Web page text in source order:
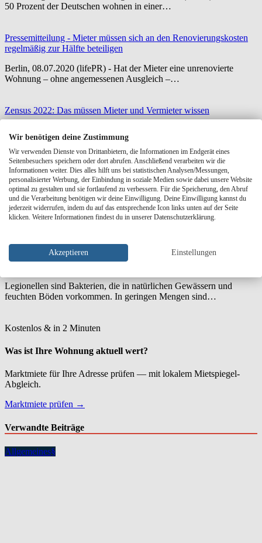
50 Prozent der Deutschen wohnen in einer…
Pressemitteilung - Mieter müssen sich an den Renovierungskosten
regelmäßig zur Hälfte beteiligen
Berlin, 08.07.2020 (lifePR) - Hat der Mieter eine unrenovierte
Wohnung – ohne angemessenen Ausgleich –…
Zensus 2022: Das müssen Mieter und Vermieter wissen
abgefragt werden darf. Beim Zensus…
Pressemitteilung - Eigentümer und Mieter müssen sich auf Verwalter
verlassen können
Berlin, 16.06.2020 (lifePR) - Anlässlich der WEG-Reform hat der
Verband der Immobilienverwalter Deutschland (VDIV
Legionellen-Gefahr im Sommer: Was Vermieter und Mieter wissen
Legionellen sind Bakterien, die in natürlichen Gewässern und
feuchten Böden vorkommen. In geringen Mengen sind…
Kostenlos & in 2 Minuten
Was ist Ihre Wohnung aktuell wert?
Marktmiete für Ihre Adresse prüfen — mit lokalem Mietspiegel-
Abgleich.
Marktmiete prüfen →
Verwandte Beiträge
Allgemeines§
Wir benötigen deine Zustimmung
Wir verwenden Dienste von Drittanbietern, die Informationen im Endgerät eines
Seitenbesuchers speichern oder dort abrufen. Anschließend verarbeiten wir die
Informationen weiter. Dies alles hilft uns bei statistischen Analysen/Messungen,
personalisierter Werbung, der Einbindung in soziale Medien sowie dabei unsere Website
optimal zu gestalten und sie fortlaufend zu verbessern. Für die Speicherung, den Abruf
und die Verarbeitung benötigen wir deine Einwilligung. Deine Einwilligung kannst du
jederzeit widerrufen, indem du auf das entsprechende Icon links unten auf der Seite
klicken. Weitere Informationen findest du in unserer Datenschutzerklärung.
Akzeptieren Einstellungen